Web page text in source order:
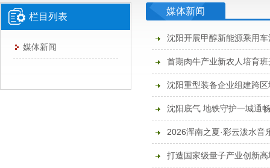
栏目列表
媒体新闻
媒体新闻
沈阳开展甲醇新能源乘用
首期肉牛产业新农人培育班
沈阳重型装备企业组建跨
沈阳底气 地铁守护一城通畅
2026浑南之夏·彩云泼水音
打造国家级量子产业创新高